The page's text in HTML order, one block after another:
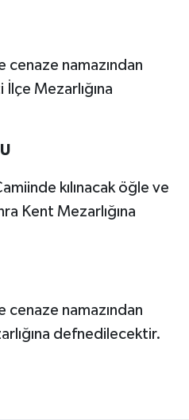
cenaze namazından
Mezarlığına
kılınacak öğle ve
Kent Mezarlığına
cenaze namazından
defnedilecektir.